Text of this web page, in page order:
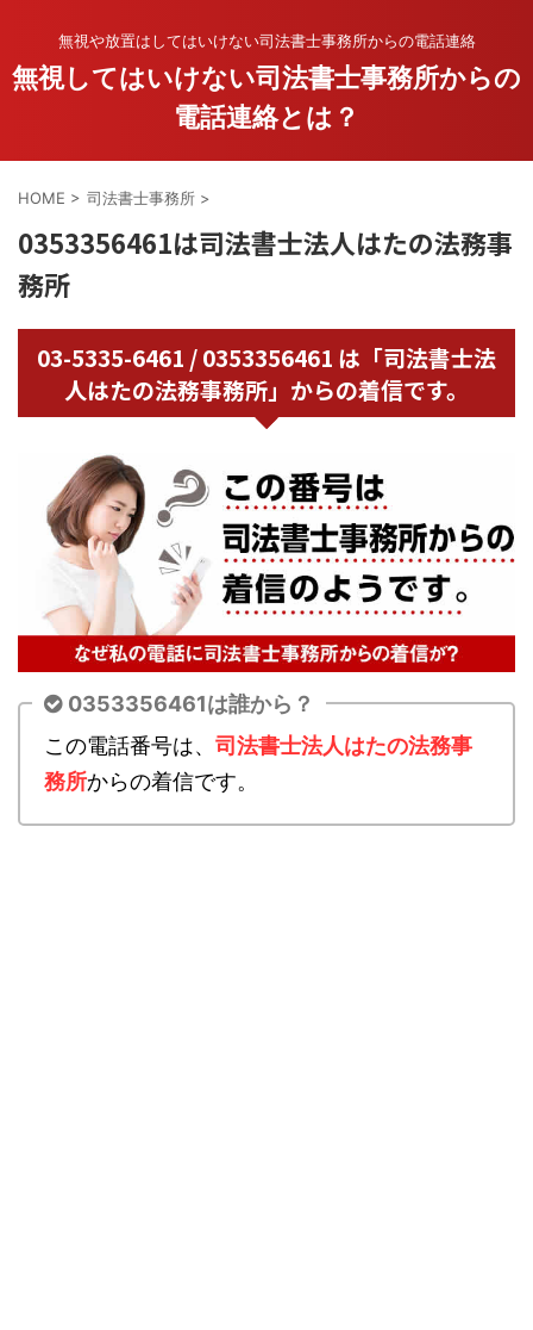
無視や放置はしてはいけない司法書士事務所からの電話連絡
無視してはいけない司法書士事務所からの
電話連絡とは？
HOME > 司法書士事務所 >
0353356461は司法書士法人はたの法務事
務所
03-5335-6461 / 0353356461 は「司法書士法
人はたの法務事務所」からの着信です。
0353356461は誰から？
この電話番号は、 司法書士法人はたの法務事
務所からの着信です。